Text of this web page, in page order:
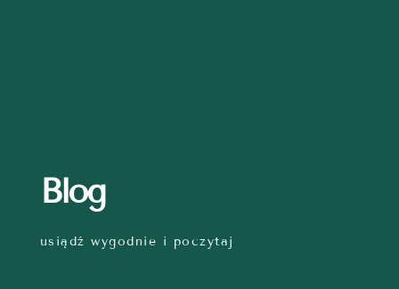
Blog
usiądź wygodnie i poczytaj